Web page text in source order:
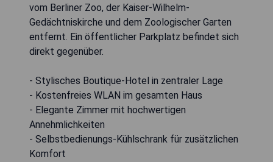
vom Berliner Zoo, der Kaiser-Wilhelm-
Gedächtniskirche und dem Zoologischer Garten
entfernt. Ein öffentlicher Parkplatz befindet sich
direkt gegenüber.
- Stylisches Boutique-Hotel in zentraler Lage
- Kostenfreies WLAN im gesamten Haus
- Elegante Zimmer mit hochwertigen
Annehmlichkeiten
- Selbstbedienungs-Kühlschrank für zusätzlichen
Komfort